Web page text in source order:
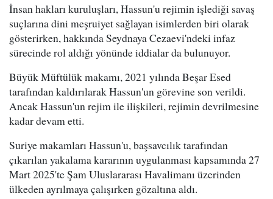
İnsan hakları kuruluşları, Hassun'u rejimin işlediği savaş
suçlarına dini meşruiyet sağlayan isimlerden biri olarak
gösterirken, hakkında Seydnaya Cezaevi'ndeki infaz
sürecinde rol aldığı yönünde iddialar da bulunuyor.
Büyük Müftülük makamı, 2021 yılında Beşar Esed
tarafından kaldırılarak Hassun'un görevine son verildi.
Ancak Hassun'un rejim ile ilişkileri, rejimin devrilmesine
kadar devam etti.
Suriye makamları Hassun'u, başsavcılık tarafından
çıkarılan yakalama kararının uygulanması kapsamında 27
Mart 2025'te Şam Uluslararası Havalimanı üzerinden
ülkeden ayrılmaya çalışırken gözaltına aldı.